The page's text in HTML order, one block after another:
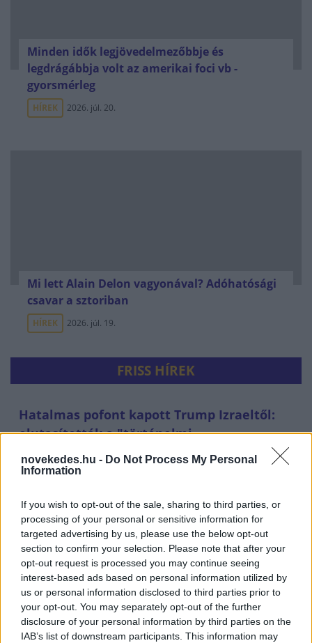
novekedes.hu - Do Not Process My Personal
Information
If you wish to opt-out of the sale, sharing to third parties, or
processing of your personal or sensitive information for
targeted advertising by us, please use the below opt-out
section to confirm your selection. Please note that after your
opt-out request is processed you may continue seeing
interest-based ads based on personal information utilized by
us or personal information disclosed to third parties prior to
your opt-out. You may separately opt-out of the further
disclosure of your personal information by third parties on the
IAB’s list of downstream participants. This information may
Minden idők legjövedelmezőbbje és
legdrágábbja volt az amerikai foci vb -
gyorsmérleg
HÍREK 2026. júl. 20.
Mi lett Alain Delon vagyonával? Adóhatósági
csavar a sztoriban
HÍREK 2026. júl. 19.
FRISS HÍREK
Hatalmas pofont kapott Trump Izraeltől:
elutasították a "történelmi
békemegállapodását"
HÍREK 2 órája